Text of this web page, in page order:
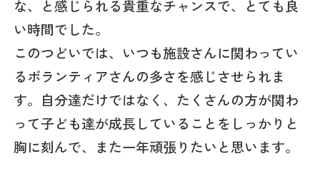
な、と感じられる貴重なチャンスで、とても良
い時間でした。
このつどいでは、いつも施設さんに関わってい
るボランティアさんの多さを感じさせられま
す。自分達だけではなく、たくさんの方が関わ
って子ども達が成長していることをしっかりと
胸に刻んで、また一年頑張りたいと思います。